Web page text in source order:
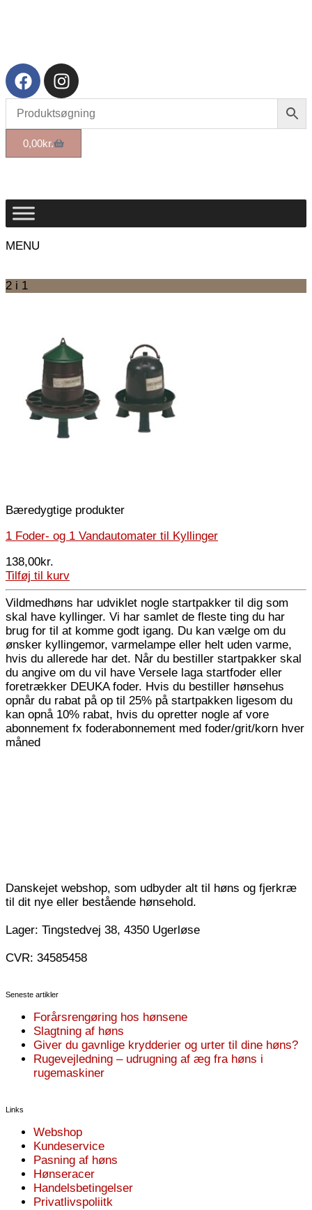
0,00kr.
MENU
2 i 1
Bæredygtige produkter
1 Foder- og 1 Vandautomater til Kyllinger
138,00kr.
Tilføj til kurv
Vildmedhøns har udviklet nogle startpakker til dig som
skal have kyllinger. Vi har samlet de fleste ting du har
brug for til at komme godt igang. Du kan vælge om du
ønsker kyllingemor, varmelampe eller helt uden varme,
hvis du allerede har det. Når du bestiller startpakker skal
du angive om du vil have Versele laga startfoder eller
foretrækker DEUKA foder. Hvis du bestiller hønsehus
opnår du rabat på op til 25% på startpakken ligesom du
kan opnå 10% rabat, hvis du opretter nogle af vore
abonnement fx foderabonnement med foder/grit/korn hver
måned
Danskejet webshop, som udbyder alt til høns og fjerkræ
til dit nye eller bestående hønsehold.
Lager: Tingstedvej 38, 4350 Ugerløse
CVR: 34585458
Seneste artikler
Forårsrengøring hos hønsene
Slagtning af høns
Giver du gavnlige krydderier og urter til dine høns?
Rugevejledning – udrugning af æg fra høns i
rugemaskiner
Links
Webshop
Kundeservice
Pasning af høns
Hønseracer
Handelsbetingelser
Privatlivspoliitk